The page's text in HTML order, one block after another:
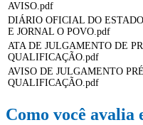
AVISO.pdf
DIÁRIO OFICIAL DO
E JORNAL O POVO.pdf
ATA DE JULGAMENTO DE
QUALIFICAÇÃO.pdf
AVISO DE JULGAMENTO
QUALIFICAÇÃO.pdf
Como você avalia